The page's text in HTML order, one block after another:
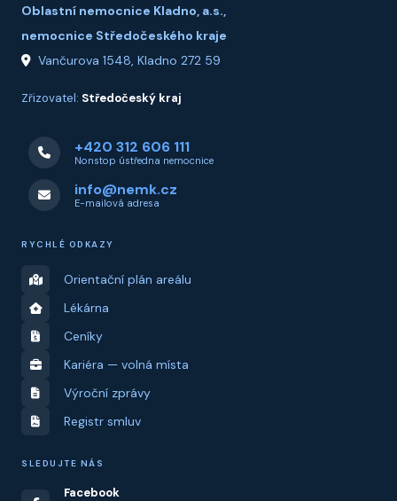
Oblastní nemocnice Kladno, a.s.,
nemocnice Středočeského kraje
Vančurova 1548, Kladno 272 59
Zřizovatel: Středočeský kraj
+420 312 606 111
Nonstop ústředna nemocnice
info@nemk.cz
E-mailová adresa
RYCHLÉ ODKAZY
Orientační plán areálu
Lékárna
Ceníky
Kariéra — volná místa
Výroční zprávy
Registr smluv
SLEDUJTE NÁS
Facebook